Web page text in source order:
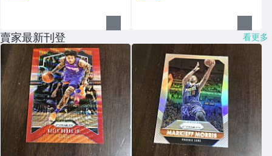
賣家最新刊登 看更多